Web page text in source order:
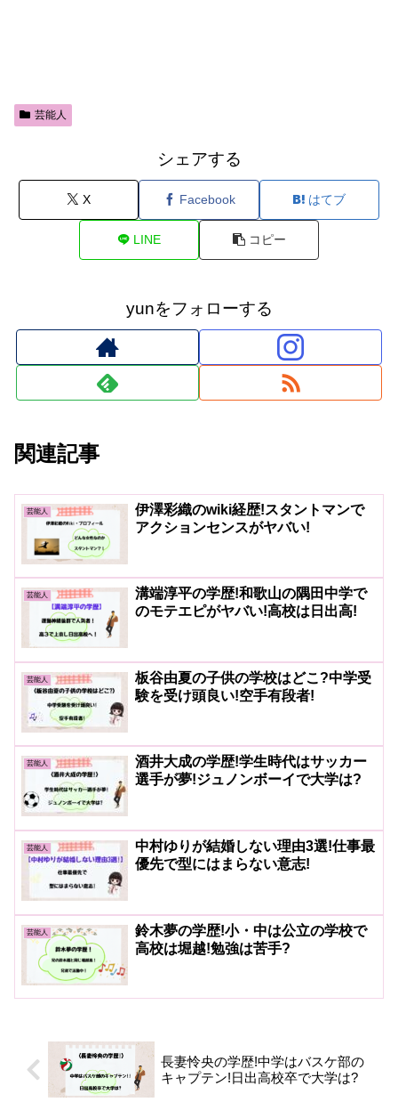
芸能人
シェアする
X Facebook はてブ
LINE コピー
yunをフォローする
関連記事
芸能人
伊澤彩織のwiki経歴!スタントマンで
アクションセンスがヤバい!
芸能人
溝端淳平の学歴!和歌山の隅田中学で
のモテエピがヤバい!高校は日出高!
芸能人
板谷由夏の子供の学校はどこ?中学受
験を受け頭良い!空手有段者!
芸能人
酒井大成の学歴!学生時代はサッカー
選手が夢!ジュノンボーイで大学は?
芸能人
中村ゆりが結婚しない理由3選!仕事最
優先で型にはまらない意志!
芸能人
鈴木夢の学歴!小・中は公立の学校で
高校は堀越!勉強は苦手?
長妻怜央の学歴!中学はバスケ部の
キャプテン!日出高校卒で大学は?